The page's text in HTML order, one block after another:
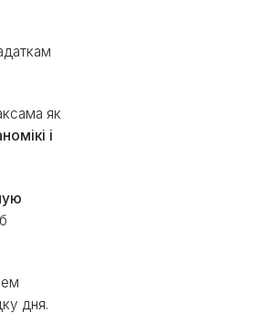
як
і
дня.